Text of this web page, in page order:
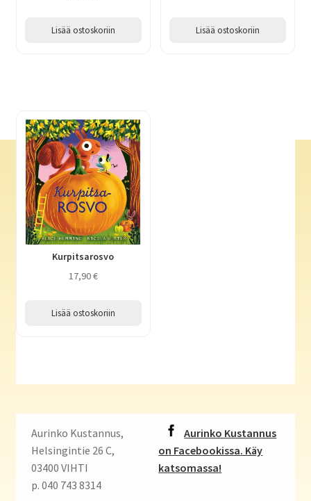
Lisää ostoskoriin Lisää ostoskoriin
Kurpitsarosvo
17,90€
Lisää ostoskoriin
Aurinko Kustannus,
Helsingintie 26 C,
03400 VIHTI
p. 040 743 8314
Aurinko Kustannus
on Facebookissa. Käy
katsomassa!